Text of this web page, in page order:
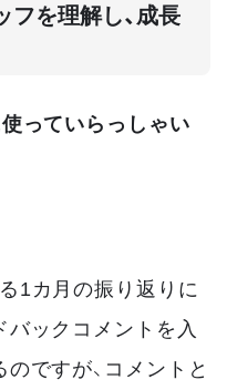
を理解し、成長
っていらっしゃい
1カ月の振り返りに
バックコメントを入
ですが、コメントと